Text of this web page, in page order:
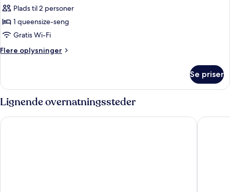
Plads til 2 personer
1 queensize-seng
Gratis Wi-Fi
Flere oplysninger
Flere
dobbeltværelse
Se priser
Lignende overnatningssteder
C'est Si Bon Hotel Village